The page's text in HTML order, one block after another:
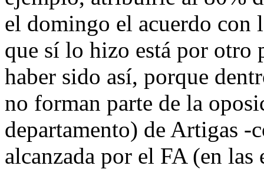
el domingo el acuerdo
que sí lo hizo está por otro
haber sido así, porque
no forman parte de la
departamento) de Artigas -
alcanzada por el FA (en